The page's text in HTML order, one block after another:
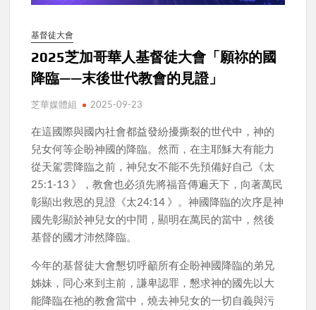
基督徒大會
2025芝加哥華人基督徒大會「願祢的國
降臨——末後世代教會的見證」
芝華媒體組 2025-09-23
在這國際與國內社會都益發紛擾撕裂的世代中，神的
兒女何等企盼神國的降臨。然而，在主耶穌大有能力
從天駕雲降臨之前，神兒女不能不先預備好自己《太
25:1-13 》，教會也必須先將福音傳遍天下，向著萬民
彰顯出救恩的見證《太24:14 》。神國降臨的次序是神
國先彰顯於神兒女的中間，顯明在萬民的當中，然後
基督的國才沛然降臨。
今年的基督徒大會懇切呼籲所有企盼神國降臨的弟兄
姊妹，同心來到主前，謙卑認罪，懇求神的國先以大
能降臨在祂的教會當中，燒去神兒女的一切自義與污